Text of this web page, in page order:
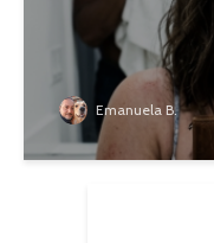
Emanuela B.